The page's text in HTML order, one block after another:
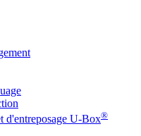
d'entreposage U-Box®